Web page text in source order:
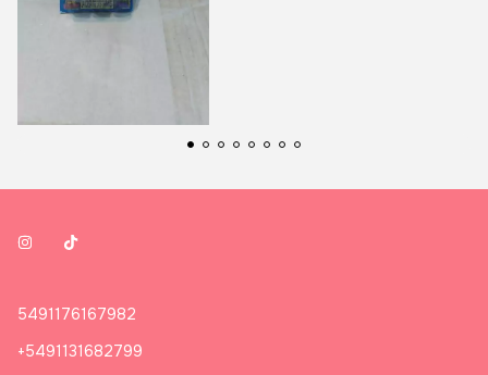
5491176167982
+5491131682799